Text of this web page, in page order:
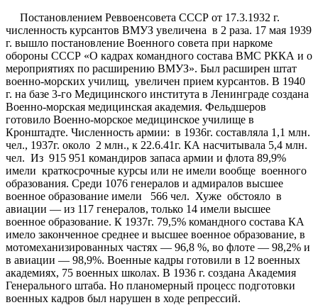
Постановлением Реввоенсовета СССР от 17.3.1932 г.
численность курсантов ВМУЗ увеличена в 2 раза. 17 мая 1939
г. вышло постановление Военного совета при наркоме
обороны СССР «О кадрах командного состава ВМС РККА и о
мероприятиях по расширению ВМУЗ». Был расширен штат
военно-морских училищ, увеличен прием курсантов. В 1940
г. на базе 3-го Медицинского института в Ленинграде создана
Военно-морская медицинская академия. Фельдшеров
готовило Военно-морское медицинское училище в
Кронштадте. Численность армии: в 1936г. составляла 1,1 млн.
чел., 1937г. около 2 млн., к 22.6.41г. КА насчитывала 5,4 млн.
чел. Из 915 951 командиров запаса армии и флота 89,9%
имели краткосрочные курсы или не имели вообще военного
образования. Среди 1076 генералов и адмиралов высшее
военное образование имели 566 чел. Хуже обстояло в
авиации — из 117 генералов, только 14 имели высшее
военное образование. К 1937г. 79,5% командного состава КА
имело законченное среднее и высшее военное образование, в
мотомеханизированных частях — 96,8 %, во флоте — 98,2% и
в авиации — 98,9%. Военные кадры готовили в 12 военных
академиях, 75 военных школах. В 1936 г. создана Академия
Генерального штаба. Но планомерный процесс подготовки
военных кадров был нарушен в ходе репрессий.